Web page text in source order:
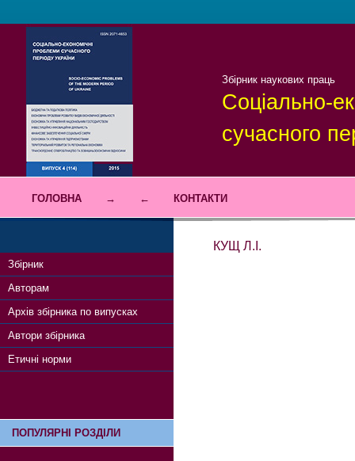
Збірник наукових праць
Соціально-
сучасного
ГОЛОВНА → ← КОНТАКТИ
Збірник
Авторам
Архів збірника по випусках
Автори збірника
Етичні норми
ПОПУЛЯРНІ РОЗДІЛИ
КУЩ Л.І.